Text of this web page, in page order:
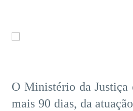
O Ministério da Justiça
mais 90 dias, da